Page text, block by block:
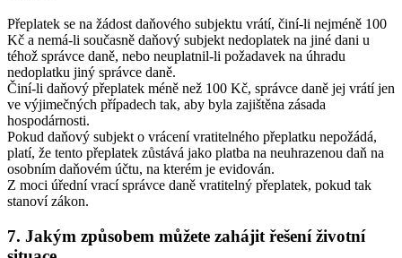
Přeplatek se na žádost daňového subjektu vrátí, činí-li nejméně 100
Kč a nemá-li současně daňový subjekt nedoplatek na jiné dani u
téhož správce daně, nebo neuplatnil-li požadavek na úhradu
nedoplatku jiný správce daně.
Činí-li daňový přeplatek méně než 100 Kč, správce daně jej vrátí jen
ve výjimečných případech tak, aby byla zajištěna zásada
hospodárnosti.
Pokud daňový subjekt o vrácení vratitelného přeplatku nepožádá,
platí, že tento přeplatek zůstává jako platba na neuhrazenou daň na
osobním daňovém účtu, na kterém je evidován.
Z moci úřední vrací správce daně vratitelný přeplatek, pokud tak
stanoví zákon.
7. Jakým způsobem můžete zahájit řešení životní